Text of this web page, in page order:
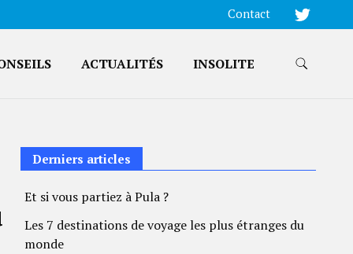
Contact
ACTUALITÉS INSOLITE
Derniers articles
Et si vous partiez à Pula ?
Les 7 destinations de voyage les plus étranges du
monde